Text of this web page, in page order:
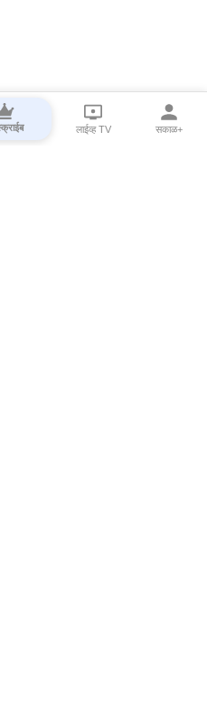
लाईव्ह TV सकाळ+